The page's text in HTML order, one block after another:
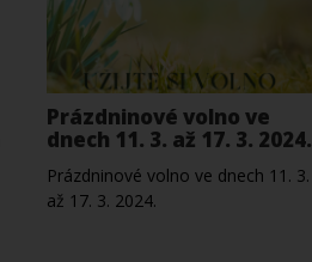
Prázdninové volno ve
dnech 11. 3. až 17. 3. 2024.
Prázdninové volno ve dnech 11. 3.
až 17. 3. 2024.